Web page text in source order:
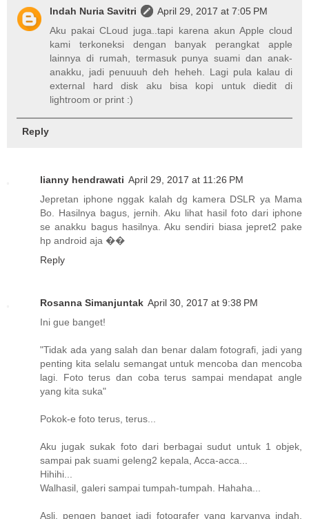
Indah Nuria Savitri
April 29, 2017 at 7:05 PM
Aku pakai CLoud juga..tapi karena akun Apple cloud
kami terkoneksi dengan banyak perangkat apple
lainnya di rumah, termasuk punya suami dan anak-
anakku, jadi penuuuh deh heheh. Lagi pula kalau di
external hard disk aku bisa kopi untuk diedit di
lightroom or print :)
Reply
lianny hendrawati April 29, 2017 at 11:26 PM
Jepretan iphone nggak kalah dg kamera DSLR ya Mama
Bo. Hasilnya bagus, jernih. Aku lihat hasil foto dari iphone
se anakku bagus hasilnya. Aku sendiri biasa jepret2 pake
hp android aja ��
Reply
Rosanna Simanjuntak April 30, 2017 at 9:38 PM
Ini gue banget!
"Tidak ada yang salah dan benar dalam fotografi, jadi yang
penting kita selalu semangat untuk mencoba dan mencoba
lagi. Foto terus dan coba terus sampai mendapat angle
yang kita suka"
Pokok-e foto terus, terus...
Aku jugak sukak foto dari berbagai sudut untuk 1 objek,
sampai pak suami geleng2 kepala, Acca-acca...
Hihihi...
Walhasil, galeri sampai tumpah-tumpah. Hahaha...
Asli, pengen banget jadi fotografer yang karyanya indah,